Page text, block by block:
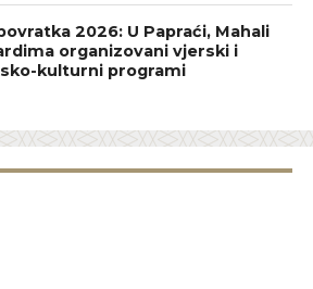
2026: U Papraći, Mahali
organizovani vjerski i
kulturni programi